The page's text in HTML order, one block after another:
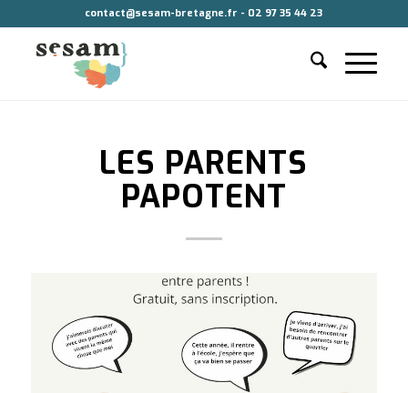
contact@sesam-bretagne.fr - 02 97 35 44 23
LES PARENTS
PAPOTENT